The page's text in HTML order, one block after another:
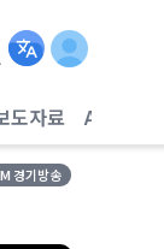
도자료 AI헬스케어
경기방송